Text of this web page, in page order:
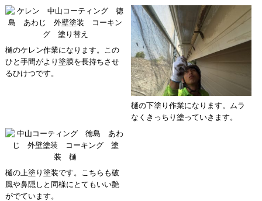
樋のケレン作業になります。この
ひと手間がより塗膜を長持ちさせ
るひけつです。
樋の下塗り作業になります。ムラ
なくきっちり塗っていきます。
樋の上塗り塗装です。こちらも破
風や鼻隠しと同様にとてもいい艶
がでています。